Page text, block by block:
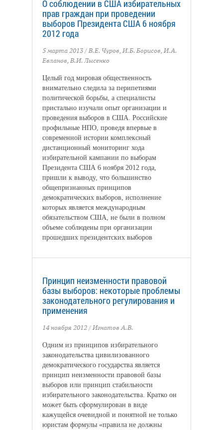
О соблюдении в США избирательных
прав граждан при проведении
выборов Президента США 6 ноября
2012 года
5 марта 2013 / В.Е. Чуров, И.Б. Борисов, И.А.
Евланов, В.И. Лысенко
Целый год мировая общественность
внимательно следила за перипетиями
политической борьбы, а специалисты
пристально изучали опыт организации и
проведения выборов в США. Российские
профильные НПО, проведя впервые в
современной истории комплексный
дистанционный мониторинг хода
избирательной кампании по выборам
Президента США 6 ноября 2012 года,
пришли к выводу, что большинство
общепризнанных принципов
демократических выборов, исполнение
которых является международным
обязательством США, не были в полном
объеме соблюдены при организации
прошедших президентских выборов
Принцип неизменности правовой
базы выборов: некоторые проблемы
законодательного регулирования и
применения
14 ноября 2012 / Игнатов А.В.
Одним из принципов избирательного
законодательства цивилизованного
демократического государства является
принцип неизменности правовой базы
выборов или принцип стабильности
избирательного законодательства. Кратко он
может быть сформулирован в виде
кажущейся очевидной и понятной не только
юристам формулы «правила не должны